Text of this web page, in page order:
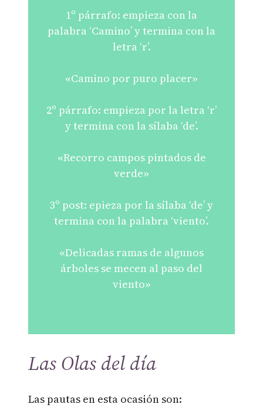
1º párrafo: empieza con la
palabra ‘Camino’ y termina con la
letra ‘r’.
«Camino por puro placer»
2º párrafo: empieza por la letra ‘r’
y termina con la sílaba ‘de’.
«Recorro campos pintados de
verde»
3º post: epieza por la sílaba ‘de’ y
termina con la palabra ‘viento’.
«Delicadas ramas de algunos
árboles se mecen al paso del
viento»
Las Olas del día
Las pautas en esta ocasión son: